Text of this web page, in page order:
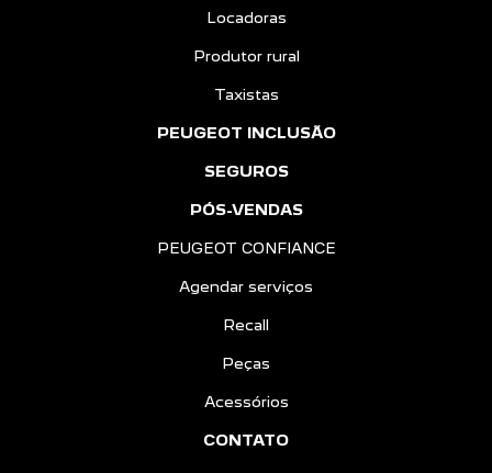
Locadoras
Produtor rural
Taxistas
PEUGEOT INCLUSÃO
SEGUROS
PÓS-VENDAS
PEUGEOT CONFIANCE
Agendar serviços
Recall
Peças
Acessórios
CONTATO